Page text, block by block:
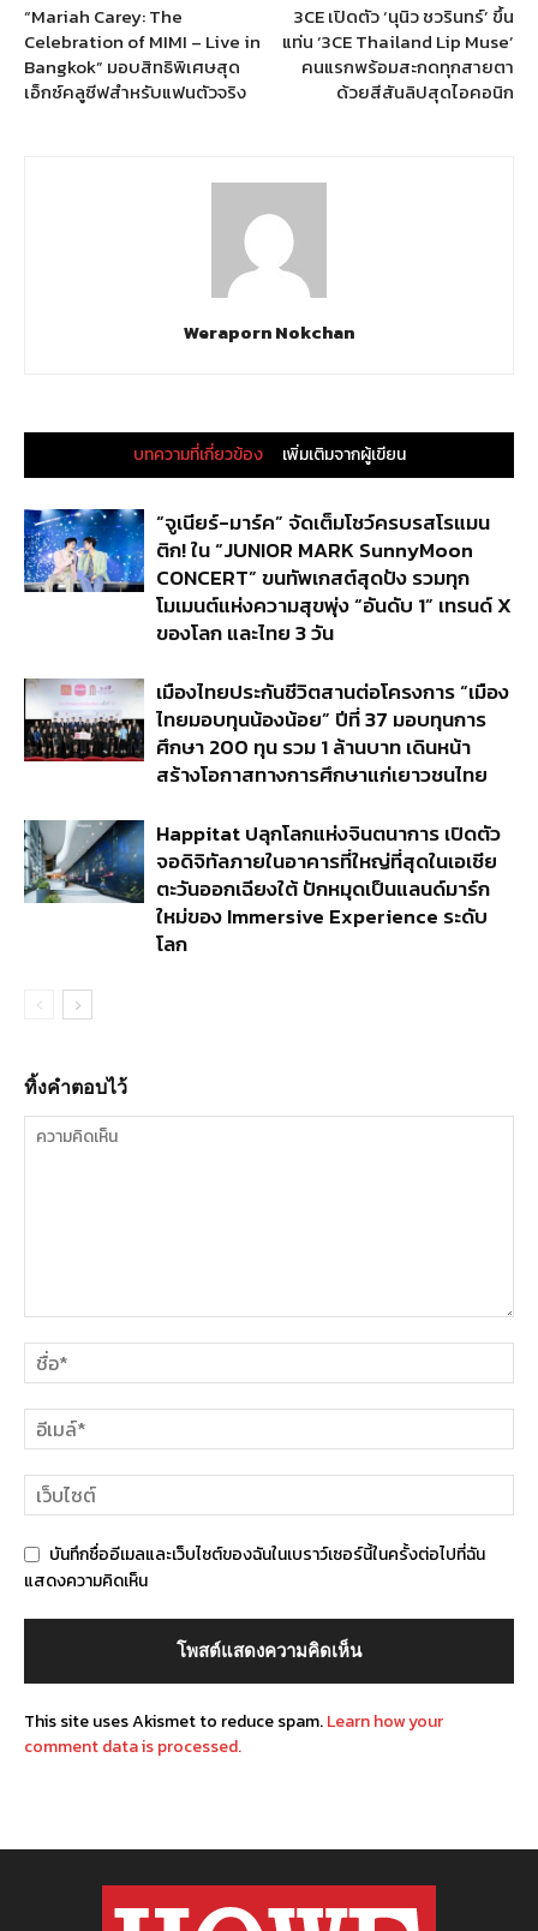
“Mariah Carey: The
Celebration of MIMI – Live in
Bangkok” มอบสิทธิพิเศษสุด
เอ็กซ์คลูซีฟสำหรับแฟนตัวจริง
3CE เปิดตัว ‘นุนิว ชวรินทร์’ ขึ้น
แท่น ‘3CE Thailand Lip Muse’
คนแรกพร้อมสะกดทุกสายตา
ด้วยสีสันลิปสุดไอคอนิก
Weraporn Nokchan
บทความที่เกี่ยวข้อง เพิ่มเติมจากผู้เขียน
“จูเนียร์-มาร์ค” จัดเต็มโชว์ครบรสโรแมน
ติก! ใน “JUNIOR MARK SunnyMoon
CONCERT” ขนทัพเกสต์สุดปัง รวมทุก
โมเมนต์แห่งความสุขพุ่ง “อันดับ 1” เทรนด์ X
ของโลก และไทย 3 วัน
เมืองไทยประกันชีวิตสานต่อโครงการ “เมือง
ไทยมอบทุนน้องน้อย” ปีที่ 37 มอบทุนการ
ศึกษา 200 ทุน รวม 1 ล้านบาท เดินหน้า
สร้างโอกาสทางการศึกษาแก่เยาวชนไทย
Happitat ปลุกโลกแห่งจินตนาการ เปิดตัว
จอดิจิทัลภายในอาคารที่ใหญ่ที่สุดในเอเชีย
ตะวันออกเฉียงใต้ ปักหมุดเป็นแลนด์มาร์ก
ใหม่ของ Immersive Experience ระดับ
โลก
ทิ้งคำตอบไว้
บันทึกชื่ออีเมลและเว็บไซต์ของฉันในเบราว์เซอร์นี้ในครั้งต่อไปที่ฉัน
แสดงความคิดเห็น
This site uses Akismet to reduce spam.Learn how your
comment data is processed.